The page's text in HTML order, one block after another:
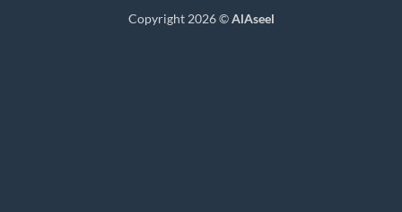
Copyright 2026 ©AlAseel